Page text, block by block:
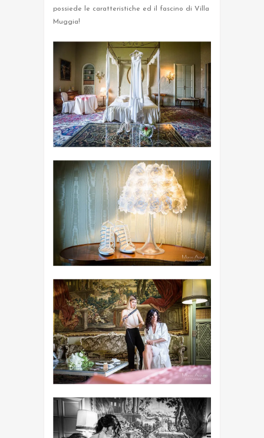
possiede le caratteristiche ed il fascino di Villa
Muggia!